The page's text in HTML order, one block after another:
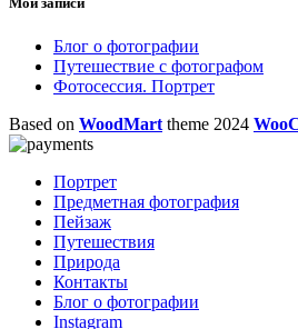
Блог о фотографии
Путешествие с фотографом
Фотосессия. Портрет
Based on WoodMart theme 2024
Портрет
Предметная фотография
Пейзаж
Путешествия
Природа
Контакты
Блог о фотографии
Instagram